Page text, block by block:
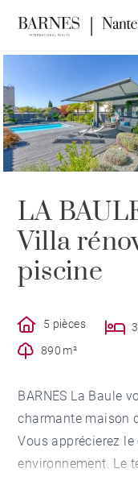
LA
Villa
piscine
5 pièces
890 m²
BARNES La Baule
charmante maison
Vous apprécierez
environnement. Le